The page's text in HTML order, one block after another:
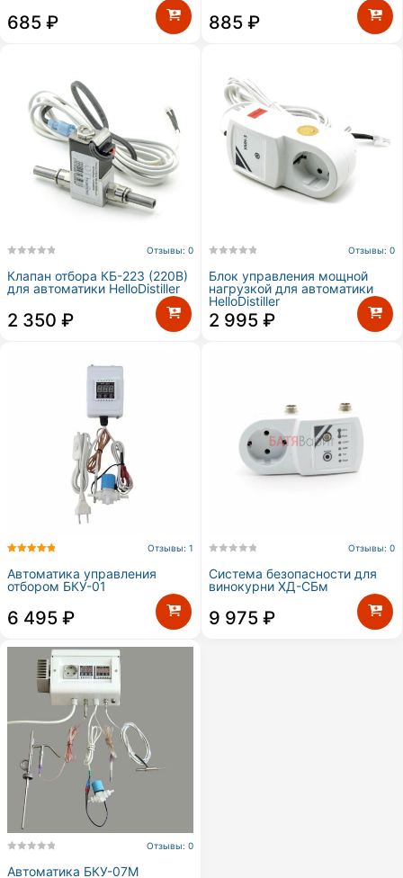
685 ₽ 885 ₽
Отзывы: 0
Клапан отбора КБ-223 (220В)
для автоматики HelloDistiller
2 350 ₽
Отзывы: 0
Блок управления мощной
нагрузкой для автоматики
HelloDistiller
2 995 ₽
Отзывы: 1
Автоматика управления
отбором БКУ-01
6 495 ₽
Отзывы: 0
Система безопасности для
винокурни ХД-СБм
9 975 ₽
Отзывы: 0
Автоматика БКУ-07М